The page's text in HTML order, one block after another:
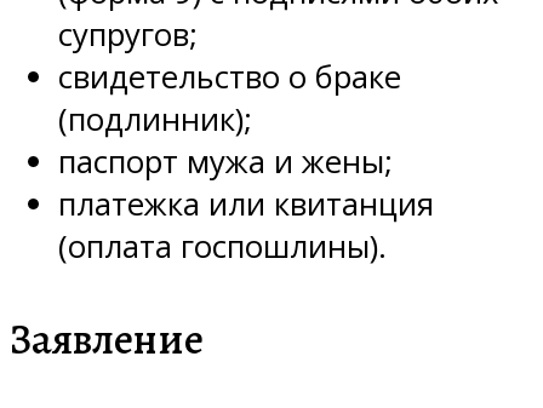
супругов;
свидетельство о браке
(подлинник);
паспорт мужа и жены;
платежка или квитанция
(оплата госпошлины).
Заявление